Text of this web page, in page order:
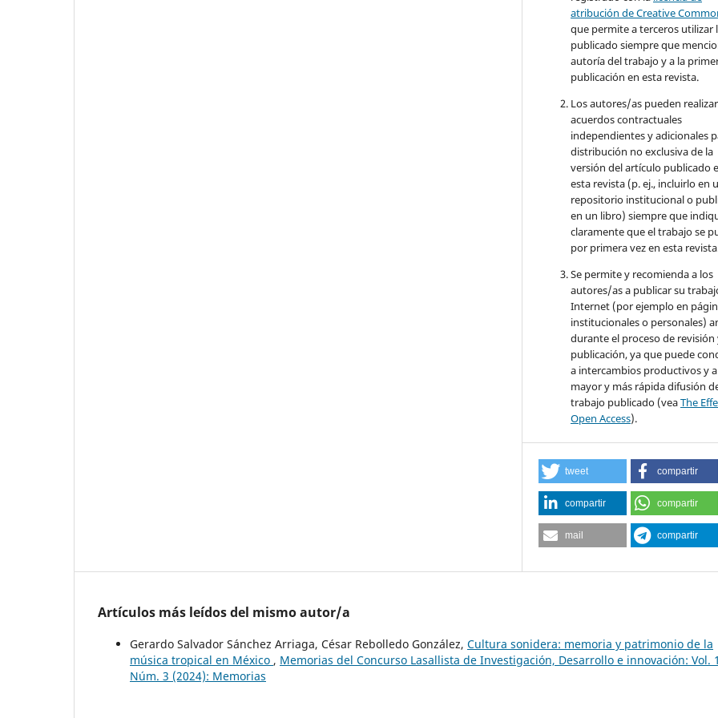
atribución de Creative
que permite a terceros utilizar
publicado siempre que
autoría del trabajo y a la
publicación en esta revista.
Los autores/as pueden
acuerdos contractuales
independientes y adicionales
distribución no exclusiva de la
versión del artículo publicado
esta revista (p. ej., incluirlo en
repositorio institucional o
en un libro) siempre que
claramente que el trabajo se
por primera vez en esta
Se permite y recomienda a los
autores/as a publicar su
Internet (por ejemplo en
institucionales o personales)
durante el proceso de revisión
publicación, ya que puede
a intercambios productivos y
mayor y más rápida difusión
trabajo publicado (veaThe
Open Access).
tweet compartir
compartir compartir
mail compartir
Artículos más leídos del mismo autor/a
Gerardo Salvador Sánchez Arriaga, César Rebolledo González, Cultura sonidera: memoria y patrimonio de la
música tropical en México , Memorias del Concurso Lasallista de Investigación, Desarrollo e innovación: Vol.
Núm. 3 (2024): Memorias